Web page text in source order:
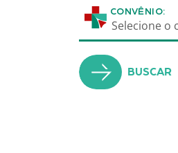
CONVÊNIO:
Selecione o
BUSCAR